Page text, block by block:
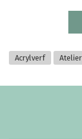
Acrylverf